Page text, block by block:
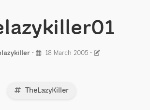
• 18 March 2005 •
TheLazyKiller